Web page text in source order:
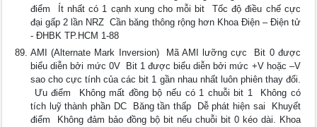
điểm  Ít nhất có 1 cạnh xung cho mỗi bit  Tốc độ điều chế cực
đại gấp 2 lần NRZ  Cần băng thông rộng hơn Khoa Điện – Điện tử
- ĐHBK TP.HCM 1-88
AMI (Alternate Mark Inversion)  Mã AMI lưỡng cực  Bit 0 được
biểu diễn bởi mức 0V  Bit 1 được biểu diễn bởi mức +V hoặc –V
sao cho cực tính của các bit 1 gần nhau nhất luôn phiên thay đổi.
 Ưu điểm  Không mất đồng bộ nếu có 1 chuỗi bit 1  Không có
tích luỹ thành phần DC  Băng tần thấp  Dễ phát hiện sai  Khuyết
điểm  Không đảm bảo đồng bộ bit nếu chuỗi bit 0 kéo dài. Khoa